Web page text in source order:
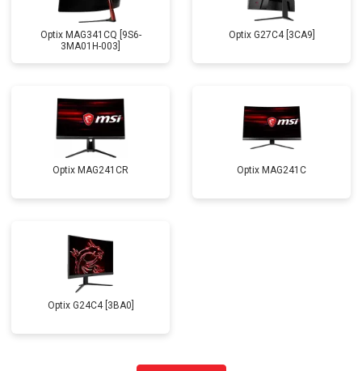
Optix MAG341CQ [9S6-
3MA01H-003]
Optix G27C4 [3CA9]
Optix MAG241CR Optix MAG241C
Optix G24C4 [3BA0]